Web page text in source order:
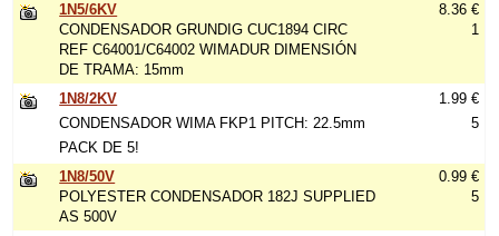
1N5/6KV
CONDENSADOR GRUNDIG CUC1894 CIRC
REF C64001/C64002 WIMADUR DIMENSIÓN
DE TRAMA: 15mm
8.36 €
1
1N8/2KV
CONDENSADOR WIMA FKP1 PITCH: 22.5mm
PACK DE 5!
1.99 €
5
1N8/50V
POLYESTER CONDENSADOR 182J SUPPLIED
AS 500V
0.99 €
5